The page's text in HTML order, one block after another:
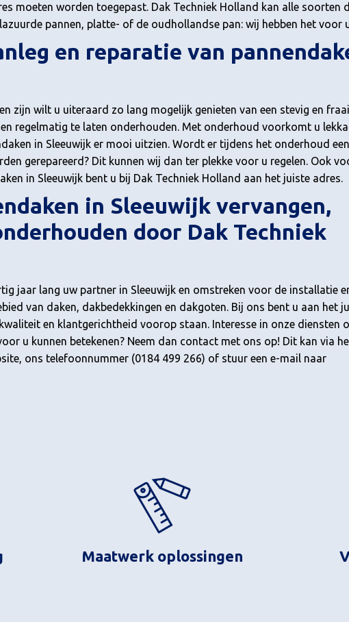
moeten worden toegepast. Dak Techniek Holland kan alle soorten
pannen, platte- of de oudhollandse pan: wij hebben het voor
en reparatie van
zijn wilt u uiteraard zo lang mogelijk genieten van een stevig en
regelmatig te laten onderhouden. Met onderhoud voorkomt u
in Sleeuwijk er mooi uitzien. Wordt er tijdens het onderhoud
gerepareerd? Dit kunnen wij dan ter plekke voor u regelen. Ook
in Sleeuwijk bent u bij Dak Techniek Holland aan het juiste adres.
in Sleeuwijk vervangen,
door Dak Techniek
jaar lang uw partner in Sleeuwijk en omstreken voor de installatie
van daken, dakbedekkingen en dakgoten. Bij ons bent u aan het
en klantgerichtheid voorop staan. Interesse in onze diensten
u kunnen betekenen? Neem dan contact met ons op! Dit kan via
ons telefoonnummer (0184 499 266) of stuur een e-mail naar
Maatwerk oplossingen